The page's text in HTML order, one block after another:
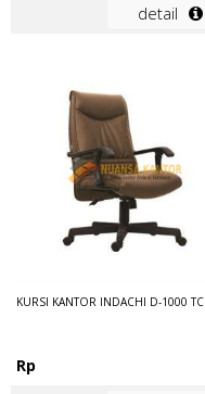
detail
KURSI KANTOR INDACHI D-1000 TC
Rp